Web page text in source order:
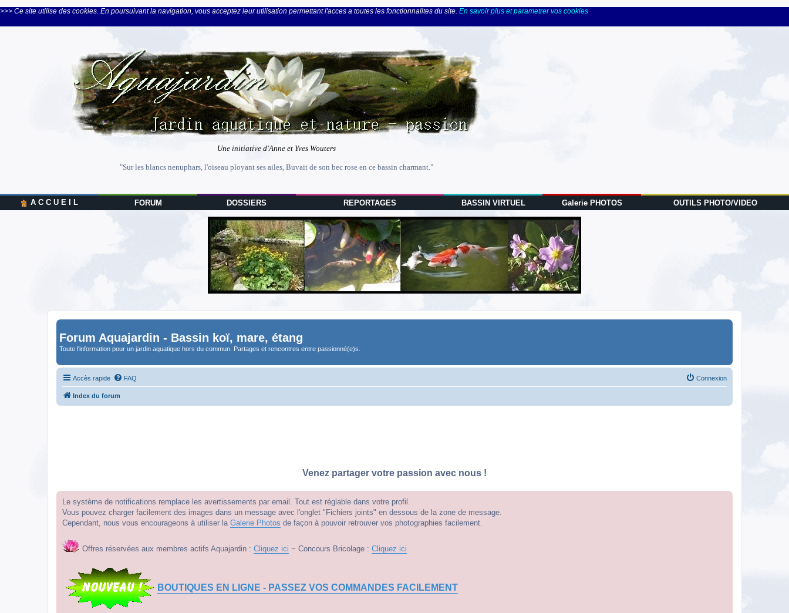
>>> Ce site utilise des cookies. En poursuivant la navigation, vous acceptez leur utilisation permettant l'acces a toutes les fonctionnalites du site. En savoir plus et parametrer vos cookies
Une initiative d'Anne et Yves Wouters
"Sur les blancs nenuphars, l'oiseau ployant ses ailes, Buvait de son bec rose en ce bassin charmant."
A C C U E I L FORUM DOSSIERS REPORTAGES BASSIN VIRTUEL Galerie PHOTOS OUTILS PHOTO/VIDEO
Forum Aquajardin - Bassin koï, mare, étang
Toute l'information pour un jardin aquatique hors du commun. Partages et rencontres entre passionné(e)s.
Accès rapide FAQ Connexion
Index du forum
Venez partager votre passion avec nous !
Le système de notifications remplace les avertissements par email. Tout est réglable dans votre profil.
Vous pouvez charger facilement des images dans un message avec l'onglet "Fichiers joints" en dessous de la zone de message.
Cependant, nous vous encourageons à utiliser la Galerie Photos de façon à pouvoir retrouver vos photographies facilement.
Offres réservées aux membres actifs Aquajardin : Cliquez ici ~ Concours Bricolage : Cliquez ici
BOUTIQUES EN LIGNE - PASSEZ VOS COMMANDES FACILEMENT